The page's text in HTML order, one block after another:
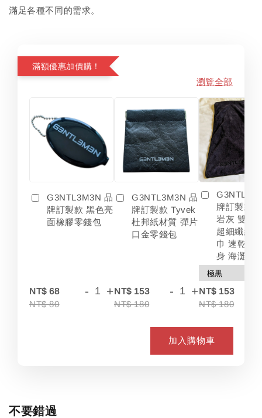
滿足各種不同的需求。
滿額優惠加價購！
瀏覽全部
G3NTL3M3N 品
牌訂製款 黑色亮
面橡膠零錢包
NT$ 68
NT$ 80
- +
G3NTL3M3N 品
牌訂製款 Tyvek
杜邦紙材質 彈片
口金零錢包
NT$ 153
NT$ 180
- +
牌訂製款
岩灰 雙色
超細纖維
巾 速乾 吸
身 海灘
NT$ 153
NT$ 180
加入購物車
不要錯過